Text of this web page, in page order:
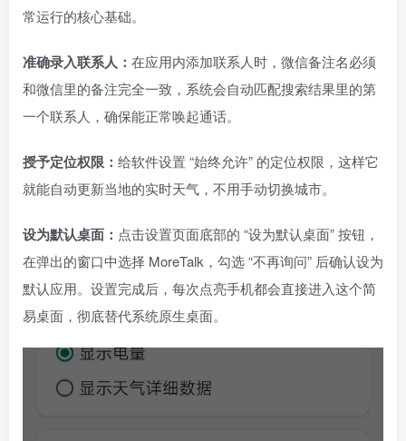
常运行的核心基础。
准确录入联系人： 在应用内添加联系人时，微信备注名必须
和微信里的备注完全一致，系统会自动匹配搜索结果里的第
一个联系人，确保能正常唤起通话。
授予定位权限： 给软件设置 “始终允许” 的定位权限，这样它
就能自动更新当地的实时天气，不用手动切换城市。
设为默认桌面： 点击设置页面底部的 “设为默认桌面” 按钮，
在弹出的窗口中选择 MoreTalk，勾选 “不再询问” 后确认设为
默认应用。设置完成后，每次点亮手机都会直接进入这个简
易桌面，彻底替代系统原生桌面。